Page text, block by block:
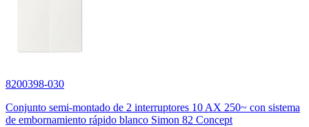
8200398-030
Conjunto semi-montado de 2 interruptores 10 AX 250~ con sistema
de embornamiento rápido blanco Simon 82 Concept